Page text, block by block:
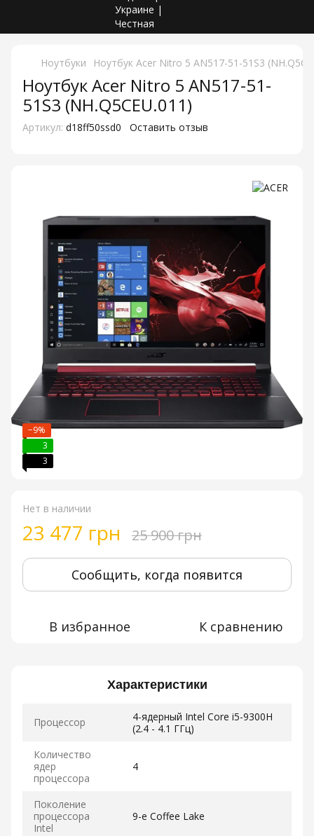
Ноутбуки Ноутбук Acer Nitro 5 AN517-51-51S3
Ноутбук Acer Nitro 5 AN517-51-
51S3 (NH.Q5CEU.011)
Артикул: d18ff50ssd0 Оставить отзыв
−9%
3
3
Нет в наличии
23 477 грн 25 900 грн
Сообщить, когда появится
В избранное К сравнению
Характеристики
Процессор
4-ядерный Intel Core i5-9300H
(2.4 - 4.1 ГГц)
Количество
ядер
процессора
4
Поколение
процессора
Intel
9-е Coffee Lake